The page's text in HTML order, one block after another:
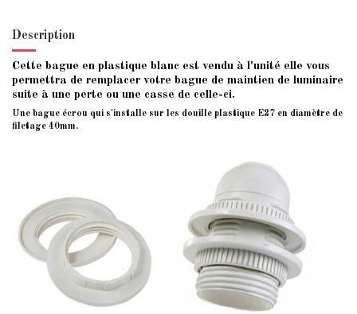
Description
Cette bague en plastique blanc est vendu à l'unité elle vous
permettra de remplacer votre bague de maintien de luminaire
suite à une perte ou une casse de celle-ci.
Une bague écrou qui s'installe sur les douille plastique E27 en diamètre de
filetage 40mm.